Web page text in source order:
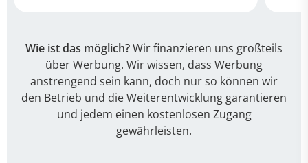
Wie ist das möglich?Wir finanzieren uns großteils
über Werbung. Wir wissen, dass Werbung
anstrengend sein kann, doch nur so können wir
den Betrieb und die Weiterentwicklung garantieren
und jedem einen kostenlosen Zugang
gewährleisten.